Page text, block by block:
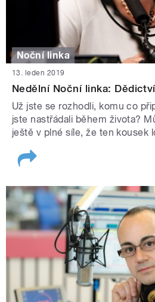
Noční linka
13. leden 2019
Nedělní Noční linka:
Už jste se rozhodli, komu co
jste nastřádali během života?
ještě v plné síle, že ten kousek